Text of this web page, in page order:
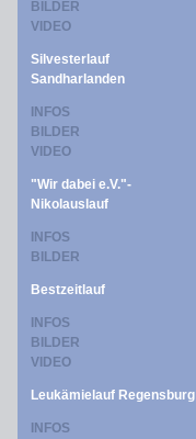
BILDER
VIDEO
Silvesterlauf
Sandharlanden
INFOS
BILDER
VIDEO
"Wir dabei e.V."-
Nikolauslauf
INFOS
BILDER
Bestzeitlauf
INFOS
BILDER
VIDEO
Leukämielauf Regensburg
INFOS